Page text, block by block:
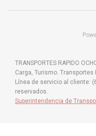
TRANSPORTES RAPIDO
Carga, Turismo. Transportes
Línea de servicio al cliente:
reservados.
Superintendencia de